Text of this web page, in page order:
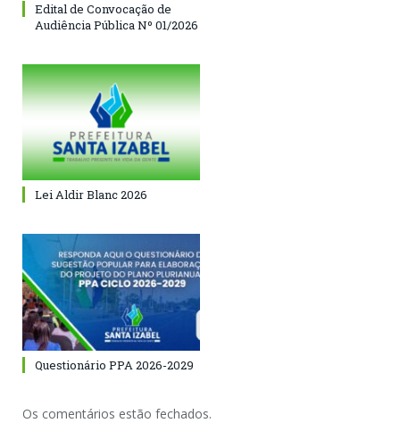
Edital de Convocação de
Audiência Pública Nº 01/2026
Lei Aldir Blanc 2026
Questionário PPA 2026-2029
Os comentários estão fechados.